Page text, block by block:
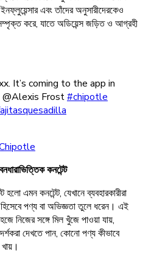
এবং তাঁদের অনুসারীদেরকেও
করে, যাতে অডিয়েন্স জড়িত ও আগ্রহী
It’s coming to the app in
@Alexis Frost#chipotle
কনটেন্ট
হলো এমন কনটেন্ট, যেখানে ব্যবহারকারীরা
পণ্য বা অভিজ্ঞতা তুলে ধরেন। এই
নিজের সঙ্গে মিল খুঁজে পাওয়া যায়,
দেখতে পান, কোনো পণ্য কীভাবে